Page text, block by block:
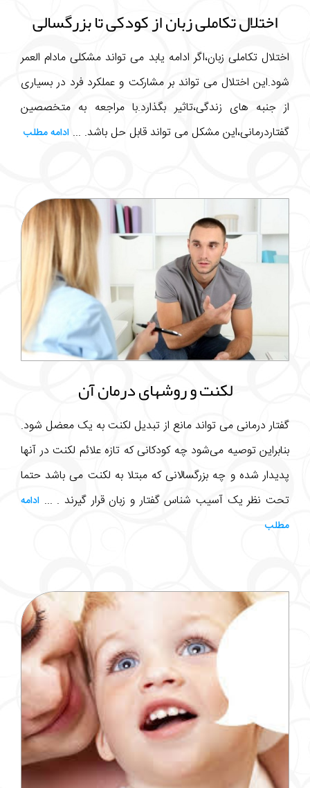
اختلال تکاملی زبان از کودکی تا بزرگسالی
اختلال تکاملی زبان،اگر ادامه یابد می تواند مشکلی مادام العمر
شود.این اختلال می تواند بر مشارکت و عملکرد فرد در بسیاری
از جنبه های زندگی،تاثیر بگذارد.با مراجعه به متخصصین
گفتاردرمانی،این مشکل می تواند قابل حل باشد. ... ادامه مطلب
لکنت و روشهای درمان آن
گفتار درمانی می تواند مانع از تبدیل لکنت به یک معضل شود.
بنابراین توصیه می‌شود چه کودکانی که تازه علائم لکنت در آنها
پدیدار شده و چه بزرگسالانی که مبتلا به لکنت می باشد حتما
تحت نظر یک آسیب شناس گفتار و زبان قرار گیرند . ... ادامه
مطلب